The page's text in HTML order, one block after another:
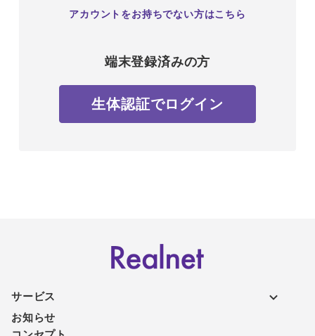
アカウントをお持ちでない方はこちら
端末登録済みの方
生体認証でログイン
サービス
お知らせ